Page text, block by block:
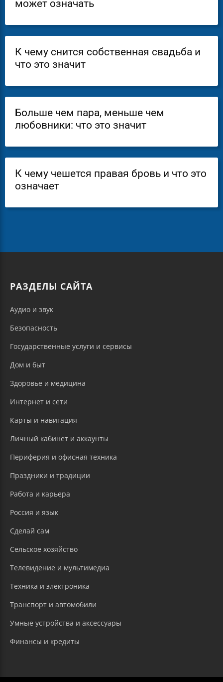
может означать
К чему снится собственная свадьба и
что это значит
Больше чем пара, меньше чем
любовники: что это значит
К чему чешется правая бровь и что это
означает
РАЗДЕЛЫ САЙТА
Аудио и звук
Безопасность
Государственные услуги и сервисы
Дом и быт
Здоровье и медицина
Интернет и сети
Карты и навигация
Личный кабинет и аккаунты
Периферия и офисная техника
Праздники и традиции
Работа и карьера
Россия и язык
Сделай сам
Сельское хозяйство
Телевидение и мультимедиа
Техника и электроника
Транспорт и автомобили
Умные устройства и аксессуары
Финансы и кредиты